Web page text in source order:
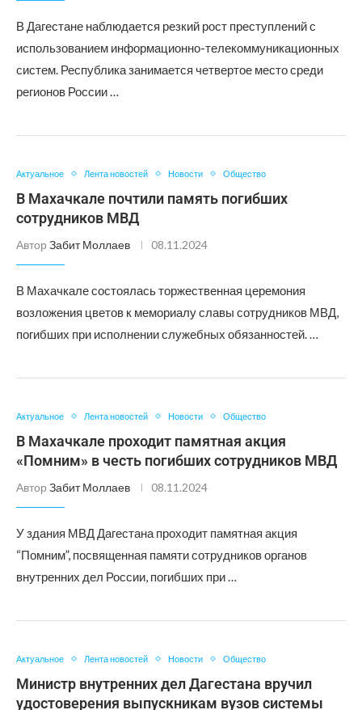
В Дагестане наблюдается резкий рост преступлений с
использованием информационно-телекоммуникационных
систем. Республика занимается четвертое место среди
регионов России …
Актуальное Лента новостей Новости Общество
В Махачкале почтили память погибших
сотрудников МВД
Автор Забит Моллаев 08.11.2024
В Махачкале состоялась торжественная церемония
возложения цветов к мемориалу славы сотрудников МВД,
погибших при исполнении служебных обязанностей. …
Актуальное Лента новостей Новости Общество
В Махачкале проходит памятная акция
«Помним» в честь погибших сотрудников МВД
Автор Забит Моллаев 08.11.2024
У здания МВД Дагестана проходит памятная акция
“Помним”, посвященная памяти сотрудников органов
внутренних дел России, погибших при …
Актуальное Лента новостей Новости Общество
Министр внутренних дел Дагестана вручил
удостоверения выпускникам вузов системы